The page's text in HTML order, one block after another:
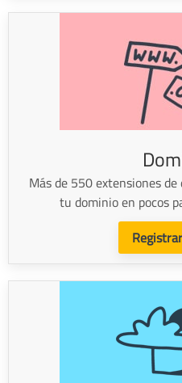
Más de 550 extensiones
tu dominio en pocos